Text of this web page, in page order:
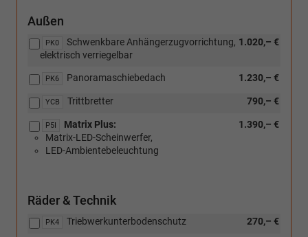
Außen
PK0 1.020,– €
Schwenkbare Anhängerzugvorrichtung,
elektrisch verriegelbar
PK6 1.230,– €
Panoramaschiebedach
YCB 790,– €
Trittbretter
P5I 1.390,– €
Matrix Plus:
Matrix-LED-Scheinwerfer,
LED-Ambientebeleuchtung
Räder & Technik
PK4 270,– €
Triebwerkunterbodenschutz